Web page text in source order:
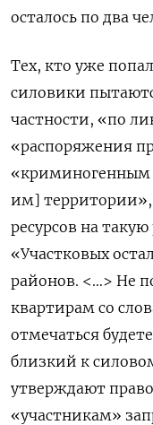
осталось по два
Тех, кто уже
силовики
частности, «по
«распоряжения
«криминогенным
им]
ресурсов на
«Участковых
районов. <…> Не
квартирам со
отмечаться
близкий к
утверждают
«участникам»